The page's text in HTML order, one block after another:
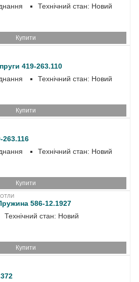
Технічний стан: Новий
Купити
419-263.110
Технічний стан: Новий
Купити
Технічний стан: Новий
Купити
586-12.1927
Технічний стан: Новий
Купити